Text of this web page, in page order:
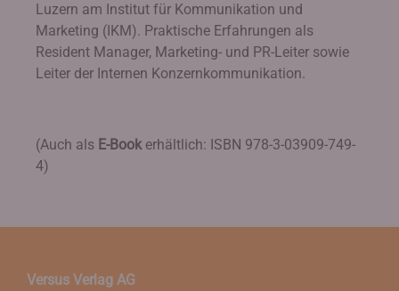
Luzern am Institut für Kommunikation und
Marketing (IKM). Praktische Erfahrungen als
Resident Manager, Marketing- und PR-Leiter sowie
Leiter der Internen Konzernkommunikation.
(Auch als E-Bookerhältlich: ISBN 978-3-03909-749-
4)
Versus Verlag AG